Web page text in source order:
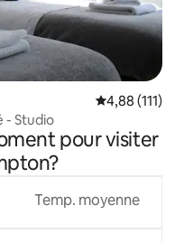
Note
4,88 (111)
- Studio
pour visiter
Temp. moyenne